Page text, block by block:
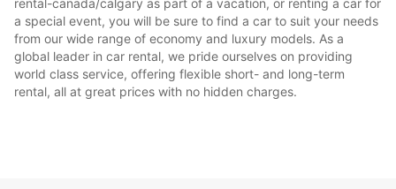
rental-canada/calgary as part of a vacation, or renting a car for
a special event, you will be sure to find a car to suit your needs
from our wide range of economy and luxury models. As a
global leader in car rental, we pride ourselves on providing
world class service, offering flexible short- and long-term
rental, all at great prices with no hidden charges.